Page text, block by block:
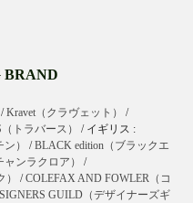
Kravet（クラヴェット）
/
トラバース）
/ イギリス :
）
/BLACK edition（ブラックエ
ンラクロア）
/
/COLEFAX AND FOWLER（コ
GUILD（デザイナーズギ